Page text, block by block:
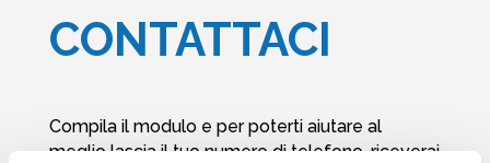
CONTATTACI
Compila il modulo e per poterti aiutare al
meglio lascia il tuo numero di telefono, riceverai